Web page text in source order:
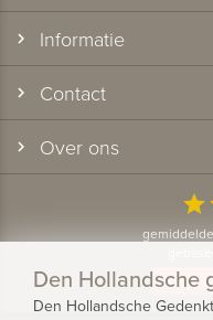
Informatie
Contact
Over ons
star
Bekijk
Den Hollandsche
Den Hollandsche